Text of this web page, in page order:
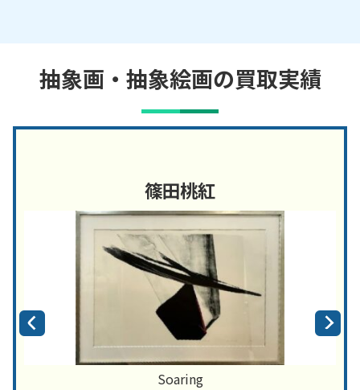
抽象画・抽象絵画の買取実績
篠田桃紅
Soaring